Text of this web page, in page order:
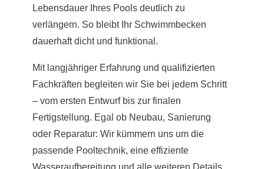
Lebensdauer Ihres Pools deutlich zu
verlängern. So bleibt Ihr Schwimmbecken
dauerhaft dicht und funktional.
Mit langjähriger Erfahrung und qualifizierten
Fachkräften begleiten wir Sie bei jedem Schritt
– vom ersten Entwurf bis zur finalen
Fertigstellung. Egal ob Neubau, Sanierung
oder Reparatur: Wir kümmern uns um die
passende Pooltechnik, eine effiziente